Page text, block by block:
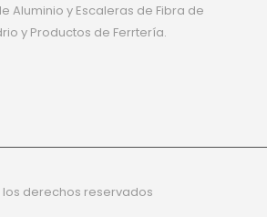
Aluminio y Escaleras de Fibra de
y Productos de Ferrtería.
los derechos reservados